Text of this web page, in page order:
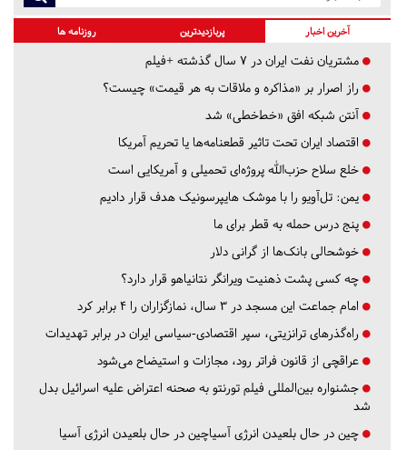
آخرین اخبار پربازدیدترین روزنامه ها
مشتریان نفت ایران در ۷ سال گذشته +فیلم
راز اصرار بر «مذاکره و ملاقات به هر قیمت» چیست؟
آنتن شبکه افق «خط‌خطی» شد
اقتصاد ایران تحت تاثیر قطعنامه‌ها یا تحریم‌ آمریکا
خلع سلاح حزب‌الله پروژه‌ای تحمیلی و آمریکایی است
یمن: تل‌آویو را با موشک هایپرسونیک هدف قرار دادیم
پنج درس‌ حمله به قطر برای ما
خوشحالی بانک‌ها از گرانی دلار
چه کسی پشت ذهنیت ویرانگر نتانیاهو قرار دارد؟
امام جماعت این مسجد در ۳ سال، نمازگزاران را ۴ برابر کرد
راه‌گذرهای ترانزیتی، سپر اقتصادی-سیاسی ایران در برابر تهدیدات
عراقچی از قانون فراتر رود، مجازات و استیضاح می‌شود
جشنواره بین‌المللی فیلم تورنتو به صحنه اعتراض علیه اسرائیل بدل
شد
چین در حال بلعیدن انرژی آسیاچین در حال بلعیدن انرژی آسیا